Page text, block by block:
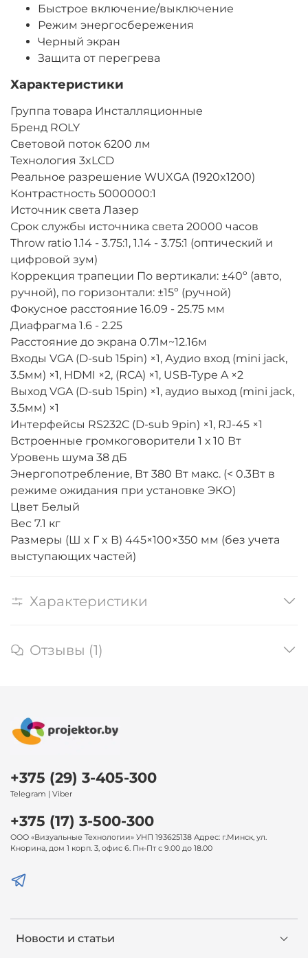
Быстрое включение/выключение
Режим энергосбережения
Черный экран
Защита от перегрева
Характеристики
Группа товара Инсталляционные
Бренд ROLY
Световой поток 6200 лм
Технология 3xLCD
Реальное разрешение WUXGA (1920x1200)
Контрастность 5000000:1
Источник света Лазер
Срок службы источника света 20000 часов
Throw ratio 1.14 - 3.75:1, 1.14 - 3.75:1 (оптический и
цифровой зум)
Коррекция трапеции По вертикали: ±40º (авто,
ручной), по горизонтали: ±15º (ручной)
Фокусное расстояние 16.09 - 25.75 мм
Диафрагма 1.6 - 2.25
Расстояние до экрана 0.71м~12.16м
Входы VGA (D-sub 15pin) ×1, Аудио вход (mini jack,
3.5мм) ×1, HDMI ×2, (RCA) ×1, USB-Type A ×2
Выход VGA (D-sub 15pin) ×1, аудио выход (mini jack,
3.5мм) ×1
Интерфейсы RS232C (D-sub 9pin) ×1, RJ-45 ×1
Встроенные громкоговорители 1 х 10 Вт
Уровень шума 38 дБ
Энергопотребление, Вт 380 Вт макс. (< 0.3Вт в
режиме ожидания при установке ЭКО)
Цвет Белый
Вес 7.1 кг
Размеры (Ш x Г x В) 445×100×350 мм (без учета
выступающих частей)
Характеристики
Отзывы (1)
Новости и статьи
+375 (29) 3-405-300
Telegram | Viber
+375 (17) 3-500-300
ООО «Визуальные Технологии» УНП 193625138 Адрес: г.Минск, ул.
Кнорина, дом 1 корп. 3, офис 6. Пн-Пт с 9.00 до 18.00